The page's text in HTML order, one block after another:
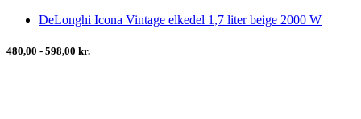
DeLonghi Icona Vintage elkedel 1,7 liter beige 2000 W
480,00 - 598,00 kr.